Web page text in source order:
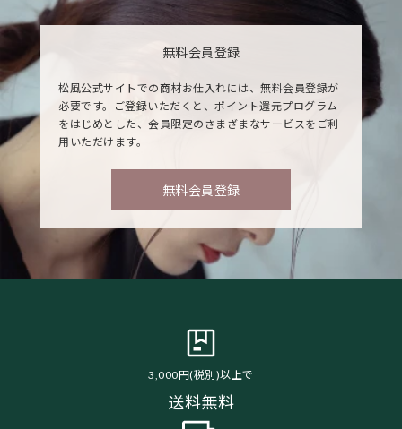
無料会員登録
松風公式サイトでの商材お仕入れには、無料会員登録が
必要です。ご登録いただくと、ポイント還元プログラム
をはじめとした、会員限定のさまざまなサービスをご利
用いただけます。
無料会員登録
3,000円(税別)以上で
送料無料